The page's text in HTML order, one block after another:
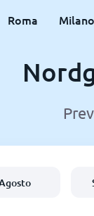
Roma Milano